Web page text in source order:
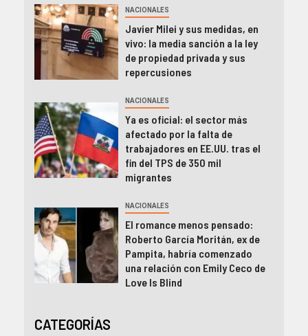
NACIONALES
Javier Milei y sus medidas, en
vivo: la media sanción a la ley
de propiedad privada y sus
repercusiones
NACIONALES
Ya es oficial: el sector más
afectado por la falta de
trabajadores en EE.UU. tras el
fin del TPS de 350 mil
migrantes
NACIONALES
El romance menos pensado:
Roberto García Moritán, ex de
Pampita, habría comenzado
una relación con Emily Ceco de
Love Is Blind
CATEGORÍAS